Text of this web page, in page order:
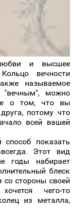
и высшее
вечности
называемое
"вечным", можно
о том, что вы
потому что
всей вашей
способ показать
Этот вид
годы набирает
блеск
стороны своей
чего-то
из металла,